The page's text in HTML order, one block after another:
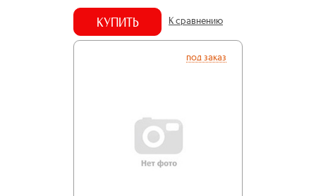
КУПИТЬ К сравнению
под заказ